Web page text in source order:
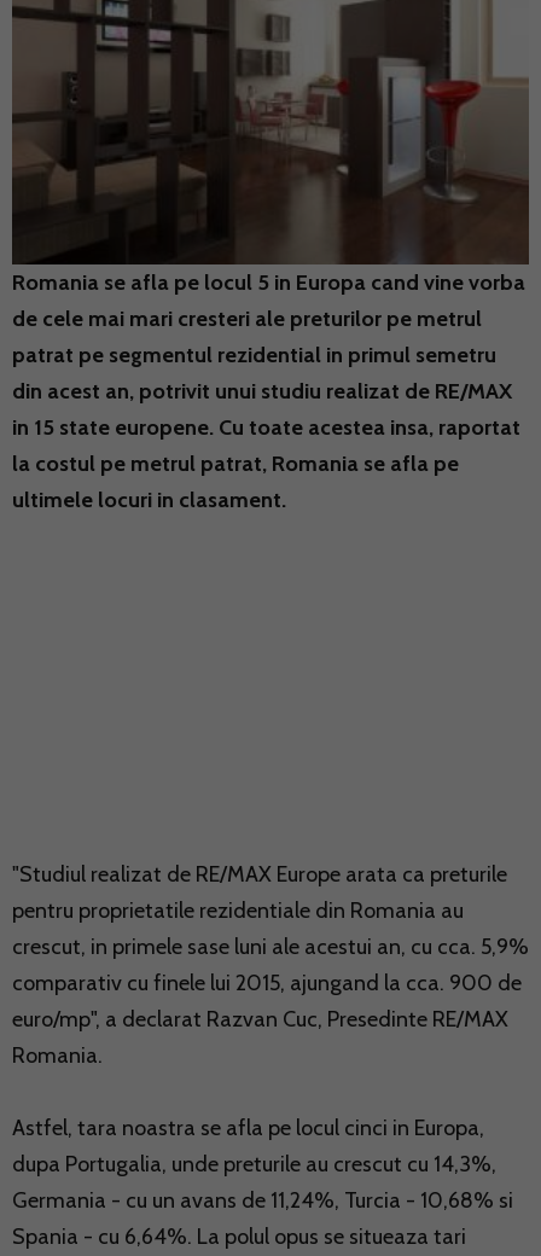
Romania se afla pe locul 5 in Europa cand vine vorba
de cele mai mari cresteri ale preturilor pe metrul
patrat pe segmentul rezidential in primul semetru
din acest an, potrivit unui studiu realizat de RE/MAX
in 15 state europene. Cu toate acestea insa, raportat
la costul pe metrul patrat, Romania se afla pe
ultimele locuri in clasament.
"Studiul realizat de RE/MAX Europe arata ca preturile
pentru proprietatile rezidentiale din Romania au
crescut, in primele sase luni ale acestui an, cu cca. 5,9%
comparativ cu finele lui 2015, ajungand la cca. 900 de
euro/mp", a declarat Razvan Cuc, Presedinte RE/MAX
Romania.
Astfel, tara noastra se afla pe locul cinci in Europa,
dupa Portugalia, unde preturile au crescut cu 14,3%,
Germania - cu un avans de 11,24%, Turcia - 10,68% si
Spania - cu 6,64%. La polul opus se situeaza tari